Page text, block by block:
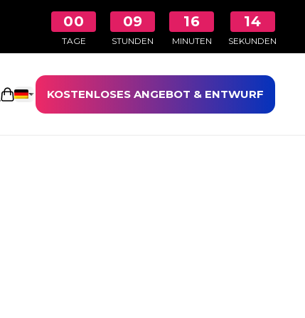
00
TAGE
09
STUNDEN
16
MINUTEN
13
SEKUNDEN
Einkaufswagen öffnen
KOSTENLOSES ANGEBOT & ENTWURF